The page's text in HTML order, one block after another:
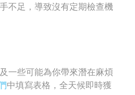
不足，導致沒有定期檢查機
一些可能為你帶來潛在麻煩
中填寫表格，全天候即時獲